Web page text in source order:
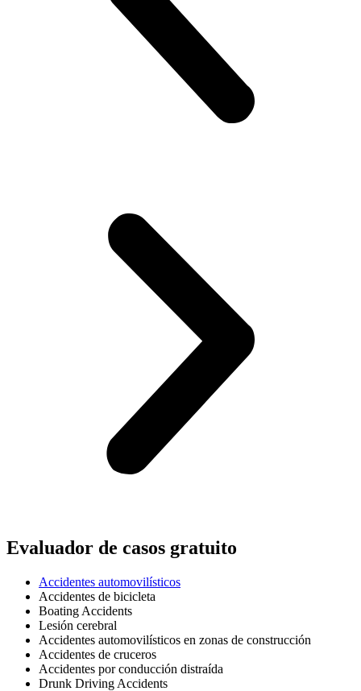
Evaluador de casos gratuito
Accidentes automovilísticos
Accidentes de bicicleta
Boating Accidents
Lesión cerebral
Accidentes automovilísticos en zonas de construcción
Accidentes de cruceros
Accidentes por conducción distraída
Drunk Driving Accidents